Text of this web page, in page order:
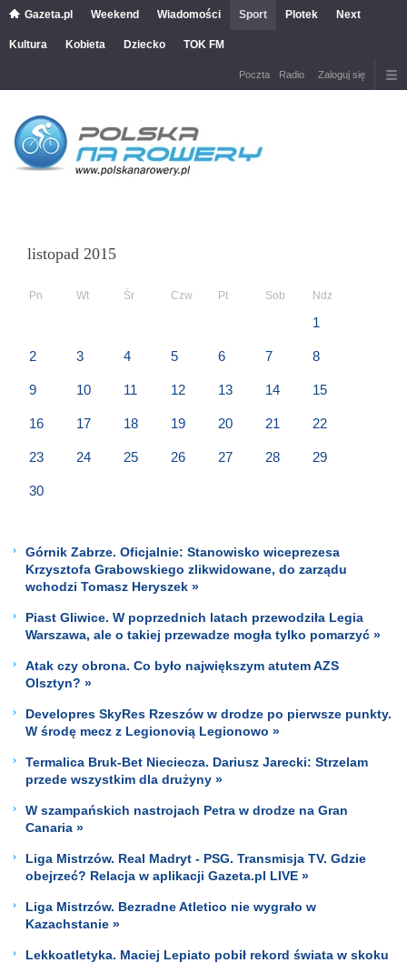
Gazeta.pl Weekend Wiadomości Sport Plotek Next
Kultura Kobieta Dziecko TOK FM
Poczta Radio Zaloguj się
listopad 2015
Pn Wt Śr Czw Pt Sob Ndz
1
2 3 4 5 6 7 8
9 10 11 12 13 14 15
16 17 18 19 20 21 22
23 24 25 26 27 28 29
30
Górnik Zabrze. Oficjalnie: Stanowisko wiceprezesa
Krzysztofa Grabowskiego zlikwidowane, do zarządu
wchodzi Tomasz Heryszek »
Piast Gliwice. W poprzednich latach przewodziła Legia
Warszawa, ale o takiej przewadze mogła tylko pomarzyć »
Atak czy obrona. Co było największym atutem AZS
Olsztyn? »
Developres SkyRes Rzeszów w drodze po pierwsze punkty.
W środę mecz z Legionovią Legionowo »
Termalica Bruk-Bet Nieciecza. Dariusz Jarecki: Strzelam
przede wszystkim dla drużyny »
W szampańskich nastrojach Petra w drodze na Gran
Canaria »
Liga Mistrzów. Real Madryt - PSG. Transmisja TV. Gdzie
obejrzeć? Relacja w aplikacji Gazeta.pl LIVE »
Liga Mistrzów. Bezradne Atletico nie wygrało w
Kazachstanie »
Lekkoatletyka. Maciej Lepiato pobił rekord świata w skoku